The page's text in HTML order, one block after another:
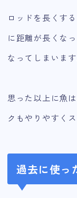
ロッドを長くす
に距離が長くな
なってしまいます
思った以上に魚
クもやりやすく
過去に使っ